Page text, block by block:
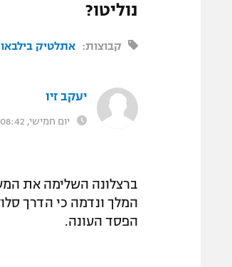
נוליטו?
קבוצות: אתלטיק בילבאו
יעקב זיו
יום חמישי, 08:42, 28.01.16
הפסד העונה.